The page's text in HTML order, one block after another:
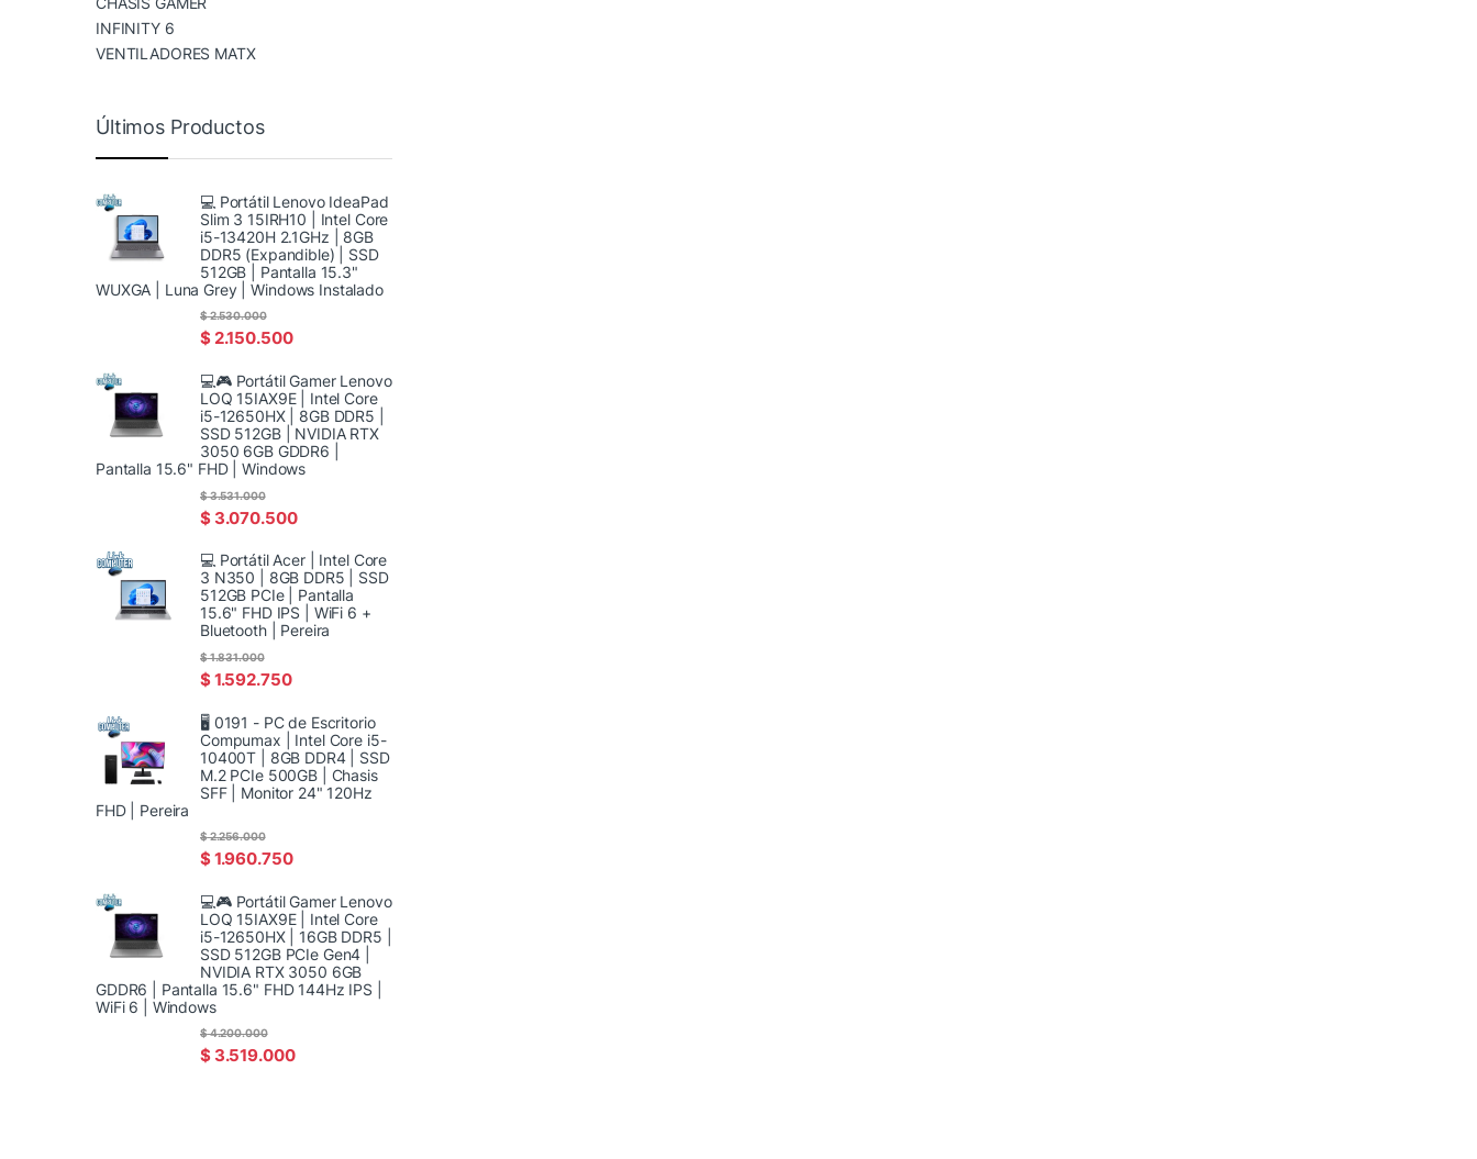
INFINITY 6
VENTILADORES MATX
Últimos Productos
💻 Portátil Lenovo IdeaPad
Slim 3 15IRH10 | Intel Core
i5-13420H 2.1GHz | 8GB
DDR5 (Expandible) | SSD
512GB | Pantalla 15.3"
WUXGA | Luna Grey | Windows Instalado
$2.150.500
$2.530.000
💻🎮 Portátil Gamer Lenovo
LOQ 15IAX9E | Intel Core
i5-12650HX | 8GB DDR5 |
SSD 512GB | NVIDIA RTX
3050 6GB GDDR6 |
Pantalla 15.6" FHD | Windows
$3.070.500
$3.531.000
💻 Portátil Acer | Intel Core
3 N350 | 8GB DDR5 | SSD
512GB PCIe | Pantalla
15.6" FHD IPS | WiFi 6 +
Bluetooth | Pereira
$1.592.750
$1.831.000
🖥️ 0191 - PC de Escritorio
Compumax | Intel Core i5-
10400T | 8GB DDR4 | SSD
M.2 PCIe 500GB | Chasis
SFF | Monitor 24" 120Hz
FHD | Pereira
$1.960.750
$2.256.000
💻🎮 Portátil Gamer Lenovo
LOQ 15IAX9E | Intel Core
i5-12650HX | 16GB DDR5 |
SSD 512GB PCIe Gen4 |
NVIDIA RTX 3050 6GB
GDDR6 | Pantalla 15.6" FHD 144Hz IPS |
WiFi 6 | Windows
$3.519.000
$4.200.000